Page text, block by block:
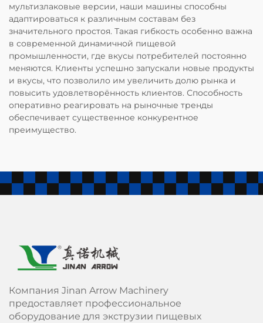
мультизлаковые версии, наши машины способны
адаптироваться к различным составам без
значительного простоя. Такая гибкость особенно важна
в современной динамичной пищевой
промышленности, где вкусы потребителей постоянно
меняются. Клиенты успешно запускали новые продукты
и вкусы, что позволило им увеличить долю рынка и
повысить удовлетворённость клиентов. Способность
оперативно реагировать на рыночные тренды
обеспечивает существенное конкурентное
преимущество.
Компания Jinan Arrow Machinery
предоставляет профессиональное
оборудование для экструзии пищевых